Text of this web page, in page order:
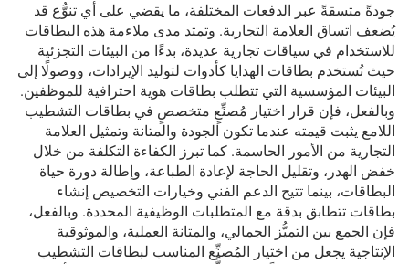
جودةً متسقةً عبر الدفعات المختلفة، ما يقضي على أي تنوُّع قد
يُضعف اتساق العلامة التجارية. وتمتد مدى ملاءمة هذه البطاقات
للاستخدام في سياقات تجارية عديدة، بدءًا من البيئات التجزئية
حيث تُستخدم بطاقات الهدايا كأدوات لتوليد الإيرادات، ووصولًا إلى
البيئات المؤسسية التي تتطلب بطاقات هوية احترافية للموظفين.
وبالفعل، فإن قرار اختيار مُصنِّعٍ متخصصٍ في بطاقات التشطيب
اللامع يثبت قيمته عندما تكون الجودة والمتانة وتمثيل العلامة
التجارية من الأمور الحاسمة. كما تبرز الكفاءة التكلفة من خلال
خفض الهدر، وتقليل الحاجة لإعادة الطباعة، وإطالة دورة حياة
البطاقات، بينما تتيح الدعم الفني وخيارات التخصيص إنشاء
بطاقات تتطابق بدقة مع المتطلبات الوظيفية المحددة. وبالفعل،
فإن الجمع بين التميُّز الجمالي، والمتانة العملية، والموثوقية
الإنتاجية يجعل من اختيار المُصنِّع المناسب لبطاقات التشطيب